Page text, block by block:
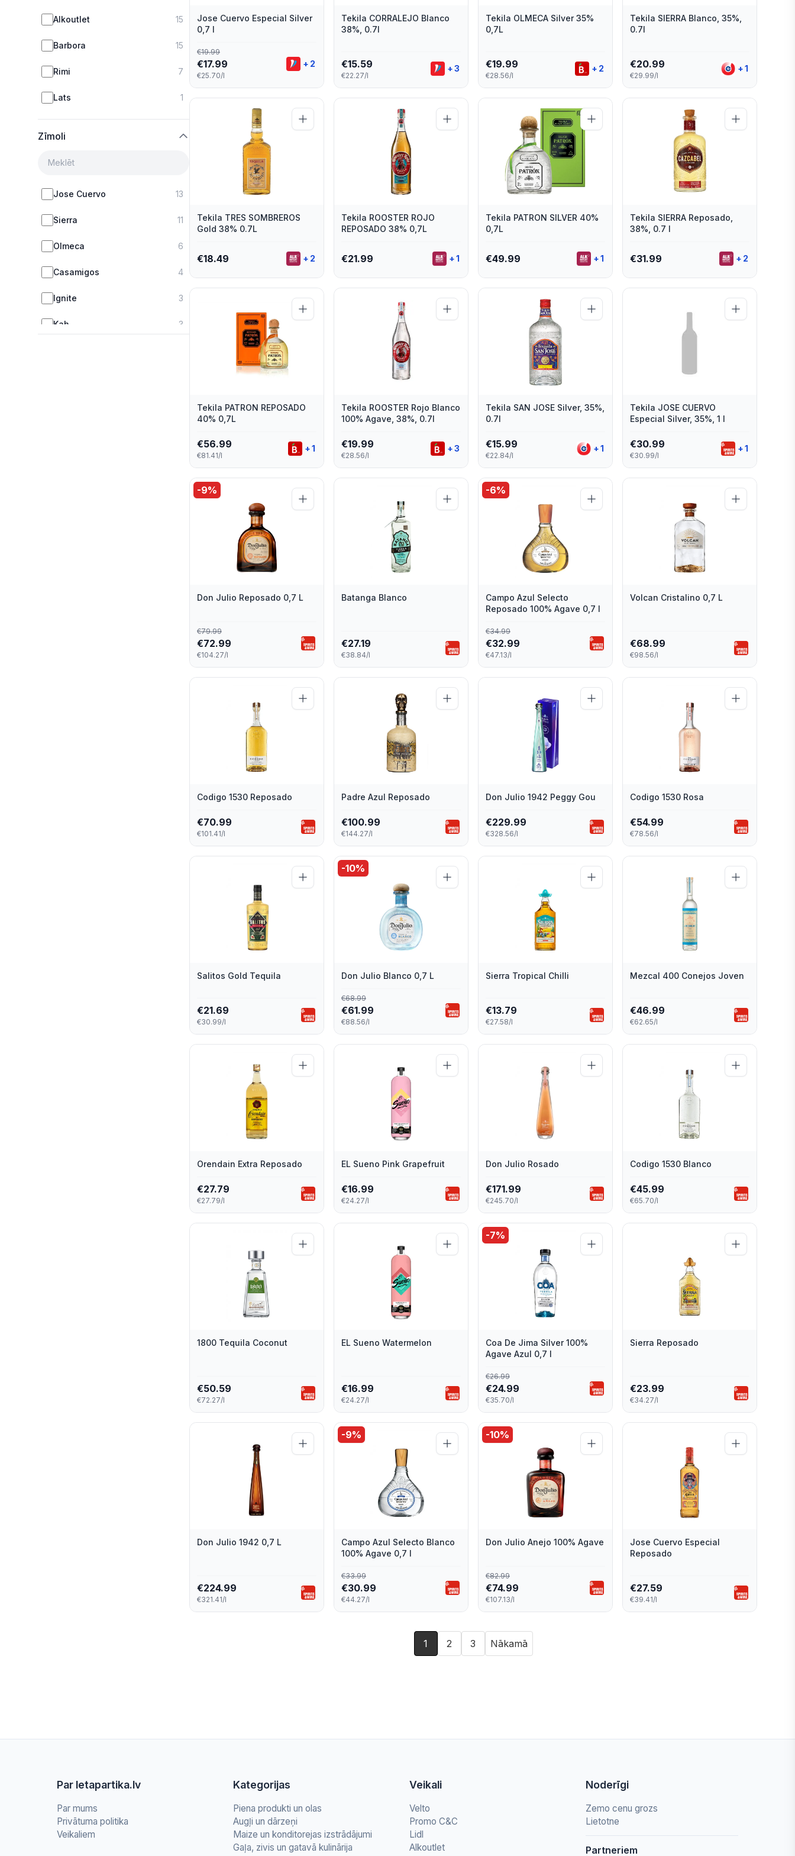
Alkoutlet 15
Barbora 15
Rimi 7
Lats 1
Zīmoli
Jose Cuervo 13
Sierra 11
Olmeca 6
Casamigos 4
Ignite 3
Kah 3
Jose Cuervo Especial Silver
0,7 l
€19.99
€17.99
€25.70/l
+ 2
Tekila CORRALEJO Blanco
38%, 0.7l
€15.59
€22.27/l
+3
Tekila OLMECA Silver 35%
0,7L
€19.99
€28.56/l
+ 2
Tekila SIERRA Blanco, 35%,
0.7l
€20.99
€29.99/l
+1
Tekila TRES SOMBREROS
Gold 38% 0.7L
€18.49 + 2
Tekila ROOSTER ROJO
REPOSADO 38% 0,7L
€21.99 +1
Tekila PATRON SILVER 40%
0,7L
€49.99 +1
Tekila SIERRA Reposado,
38%, 0.7 l
€31.99 + 2
Tekila PATRON REPOSADO
40% 0,7L
€56.99
€81.41/l
+1
Tekila ROOSTER Rojo Blanco
100% Agave, 38%, 0.7l
€19.99
€28.56/l
+3
Tekila SAN JOSE Silver, 35%,
0.7l
€15.99
€22.84/l
+1
Tekila JOSE CUERVO
Especial Silver, 35%, 1 l
€30.99
€30.99/l
+1
-9%
Don Julio Reposado 0,7 L
€79.99
€72.99
€104.27/l
Batanga Blanco
€27.19
€38.84/l
-6%
Campo Azul Selecto
Reposado 100% Agave 0,7 l
€34.99
€32.99
€47.13/l
Volcan Cristalino 0,7 L
€68.99
€98.56/l
Codigo 1530 Reposado
€70.99
€101.41/l
Padre Azul Reposado
€100.99
€144.27/l
Don Julio 1942 Peggy Gou
€229.99
€328.56/l
Codigo 1530 Rosa
€54.99
€78.56/l
Salitos Gold Tequila
€21.69
€30.99/l
-10%
Don Julio Blanco 0,7 L
€68.99
€61.99
€88.56/l
Sierra Tropical Chilli
€13.79
€27.58/l
Mezcal 400 Conejos Joven
€46.99
€62.65/l
Orendain Extra Reposado
€27.79
€27.79/l
EL Sueno Pink Grapefruit
€16.99
€24.27/l
Don Julio Rosado
€171.99
€245.70/l
Codigo 1530 Blanco
€45.99
€65.70/l
1800 Tequila Coconut
€50.59
€72.27/l
EL Sueno Watermelon
€16.99
€24.27/l
-7%
Coa De Jima Silver 100%
Agave Azul 0,7 l
€26.99
€24.99
€35.70/l
Sierra Reposado
€23.99
€34.27/l
Don Julio 1942 0,7 L
€224.99
€321.41/l
-9%
Campo Azul Selecto Blanco
100% Agave 0,7 l
€33.99
€30.99
€44.27/l
-10%
Don Julio Anejo 100% Agave
€82.99
€74.99
€107.13/l
Jose Cuervo Especial
Reposado
€27.59
€39.41/l
1 2 3 Nākamā
Par letapartika.lv
Par mums
Privātuma politika
Veikaliem
Kategorijas
Piena produkti un olas
Augļi un dārzeņi
Maize un konditorejas izstrādājumi
Gaļa, zivis un gatavā kulinārija
Veikali
Velto
Promo C&C
Lidl
Alkoutlet
Noderīgi
Zemo cenu grozs
Lietotne
Partneriem